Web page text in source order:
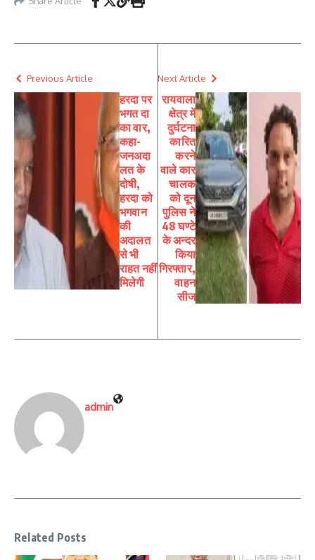
Previous Article
हरदा पर
भगत दा
का वार,
कहा-
जनअदा
लत के
दोषी,
हरदा को
भगवान
की
अदालत
से भी
राहत नहीं
मिलेगी
Next Article
रायवाला
क्षेत्र में
दुर्घटना
कारित
करने
वाले कार
चालक
को दून
पुलिस ने
48 घण्टे
के अन्दर
किया
गिरफ्तार,
वाहन
सीज
admin
Related Posts